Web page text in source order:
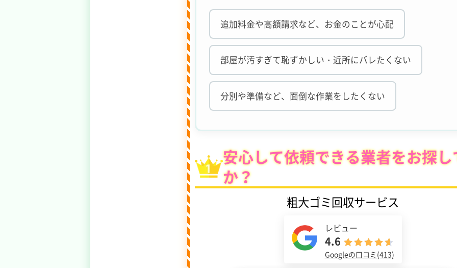
追加料金や高額請求など、お金のことが心配
部屋が汚すぎて恥ずかしい・近所にバレたくない
分別や準備など、面倒な作業をしたくない
安心して依頼できる業者をお探
か？
粗大ゴミ回収サービス
レビュー
4.6
Googleの口コミ(413)